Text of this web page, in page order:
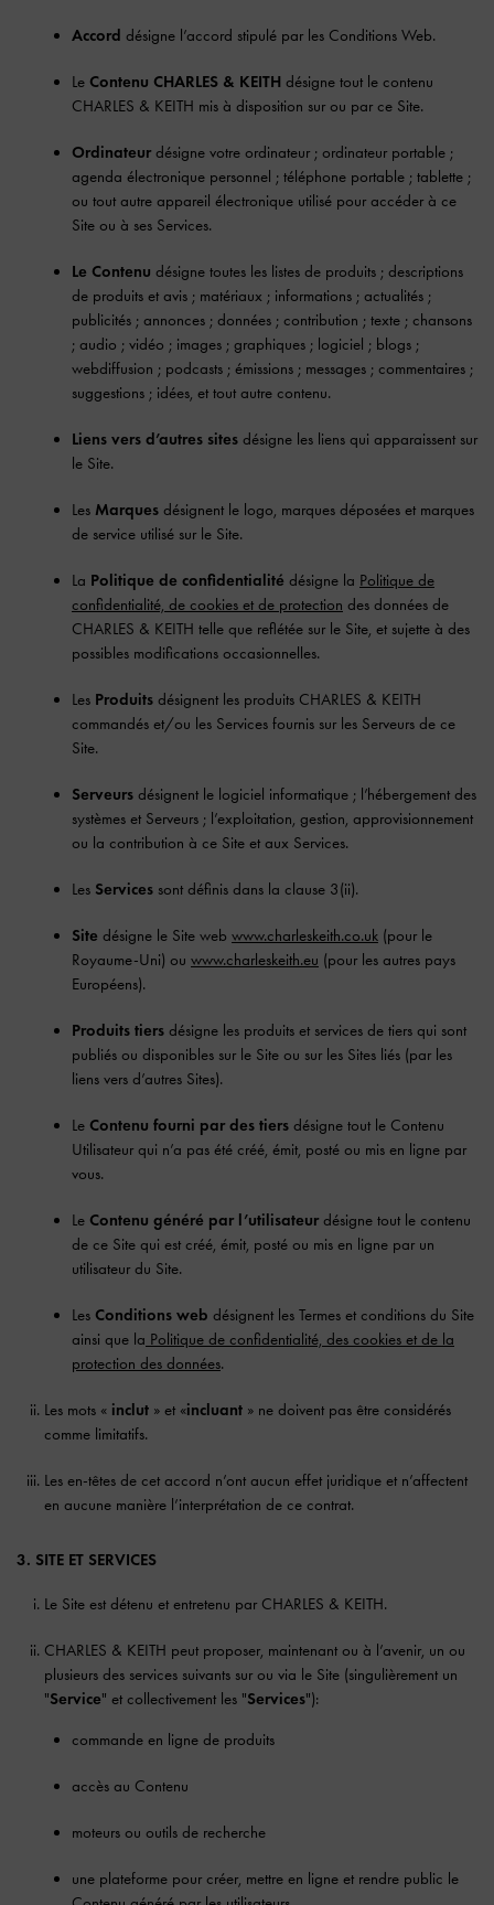
Accord désigne l’accord stipulé par les Conditions Web.
Le Contenu CHARLES & KEITH désigne tout le contenu
CHARLES & KEITH mis à disposition sur ou par ce Site.
Ordinateur désigne votre ordinateur ; ordinateur portable ;
agenda électronique personnel ; téléphone portable ; tablette ;
ou tout autre appareil électronique utilisé pour accéder à ce
Site ou à ses Services.
Le Contenu désigne toutes les listes de produits ; descriptions
de produits et avis ; matériaux ; informations ; actualités ;
publicités ; annonces ; données ; contribution ; texte ; chansons
; audio ; vidéo ; images ; graphiques ; logiciel ; blogs ;
webdiffusion ; podcasts ; émissions ; messages ; commentaires ;
suggestions ; idées, et tout autre contenu.
Liens vers d’autres sites désigne les liens qui apparaissent sur
le Site.
Les Marques désignent le logo, marques déposées et marques
de service utilisé sur le Site.
La Politique de confidentialité désigne la Politique de
confidentialité, de cookies et de protection des données de
CHARLES & KEITH telle que reflétée sur le Site, et sujette à des
possibles modifications occasionnelles.
Les Produits désignent les produits CHARLES & KEITH
commandés et/ou les Services fournis sur les Serveurs de ce
Site.
Serveurs désignent le logiciel informatique ; l’hébergement des
systèmes et Serveurs ; l’exploitation, gestion, approvisionnement
ou la contribution à ce Site et aux Services.
Les Services sont définis dans la clause 3(ii).
Site désigne le Site web www.charleskeith.co.uk (pour le
Royaume-Uni) ou www.charleskeith.eu (pour les autres pays
Européens).
Produits tiers désigne les produits et services de tiers qui sont
publiés ou disponibles sur le Site ou sur les Sites liés (par les
liens vers d’autres Sites).
Le Contenu fourni par des tiers désigne tout le Contenu
Utilisateur qui n’a pas été créé, émit, posté ou mis en ligne par
vous.
Le Contenu généré par l’utilisateur désigne tout le contenu
de ce Site qui est créé, émit, posté ou mis en ligne par un
utilisateur du Site.
Les Conditions web désignent les Termes et conditions du Site
ainsi que la Politique de confidentialité, des cookies et de la
protection des données.
Les mots « inclut » et «incluant » ne doivent pas être considérés
comme limitatifs.
Les en-têtes de cet accord n’ont aucun effet juridique et n’affectent
en aucune manière l’interprétation de ce contrat.
3. SITE ET SERVICES
Le Site est détenu et entretenu par CHARLES & KEITH.
CHARLES & KEITH peut proposer, maintenant ou à l’avenir, un ou
plusieurs des services suivants sur ou via le Site (singulièrement un
"Service" et collectivement les "Services"):
commande en ligne de produits
accès au Contenu
moteurs ou outils de recherche
une plateforme pour créer, mettre en ligne et rendre public le